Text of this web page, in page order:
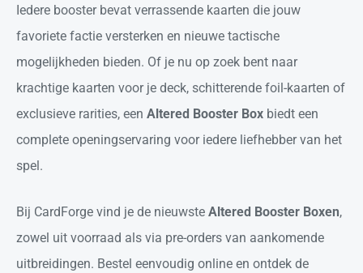
Iedere booster bevat verrassende kaarten die jouw
favoriete factie versterken en nieuwe tactische
mogelijkheden bieden. Of je nu op zoek bent naar
krachtige kaarten voor je deck, schitterende foil-kaarten of
exclusieve rarities, een Altered Booster Box biedt een
complete openingservaring voor iedere liefhebber van het
spel.
Bij CardForge vind je de nieuwste Altered Booster Boxen,
zowel uit voorraad als via pre-orders van aankomende
uitbreidingen. Bestel eenvoudig online en ontdek de